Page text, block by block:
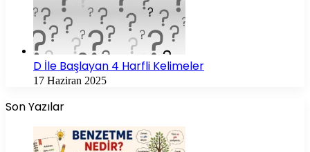
D İle Başlayan 4 Harfli Kelimeler
17 Haziran 2025
Son Yazılar